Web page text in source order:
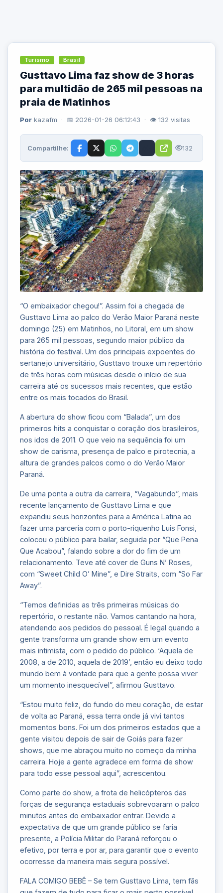
Turismo Brasil
Gusttavo Lima faz show de 3 horas
para multidão de 265 mil pessoas na
praia de Matinhos
Por kazafm · 📅 2026-01-26 06:12:43 · 👁 132 visitas
Compartilhe: 132
“O embaixador chegou!”. Assim foi a chegada de
Gusttavo Lima ao palco do Verão Maior Paraná neste
domingo (25) em Matinhos, no Litoral, em um show
para 265 mil pessoas, segundo maior público da
história do festival. Um dos principais expoentes do
sertanejo universitário, Gusttavo trouxe um repertório
de três horas com músicas desde o início de sua
carreira até os sucessos mais recentes, que estão
entre os mais tocados do Brasil.
A abertura do show ficou com “Balada”, um dos
primeiros hits a conquistar o coração dos brasileiros,
nos idos de 2011. O que veio na sequência foi um
show de carisma, presença de palco e pirotecnia, a
altura de grandes palcos como o do Verão Maior
Paraná.
De uma ponta a outra da carreira, “Vagabundo”, mais
recente lançamento de Gusttavo Lima e que
expandiu seus horizontes para a América Latina ao
fazer uma parceria com o porto-riquenho Luis Fonsi,
colocou o público para bailar, seguida por “Que Pena
Que Acabou”, falando sobre a dor do fim de um
relacionamento. Teve até cover de Guns N’ Roses,
com “Sweet Child O’ Mine”, e Dire Straits, com “So Far
Away”.
“Temos definidas as três primeiras músicas do
repertório, o restante não. Vamos cantando na hora,
atendendo aos pedidos do pessoal. É legal quando a
gente transforma um grande show em um evento
mais intimista, com o pedido do público. ‘Aquela de
2008, a de 2010, aquela de 2019’, então eu deixo todo
mundo bem à vontade para que a gente possa viver
um momento inesquecível”, afirmou Gusttavo.
“Estou muito feliz, do fundo do meu coração, de estar
de volta ao Paraná, essa terra onde já vivi tantos
momentos bons. Foi um dos primeiros estados que a
gente visitou depois de sair de Goiás para fazer
shows, que me abraçou muito no começo da minha
carreira. Hoje a gente agradece em forma de show
para todo esse pessoal aqui”, acrescentou.
Como parte do show, a frota de helicópteros das
forças de segurança estaduais sobrevoaram o palco
minutos antes do embaixador entrar. Devido a
expectativa de que um grande público se faria
presente, a Polícia Militar do Paraná reforçou o
efetivo, por terra e por ar, para garantir que o evento
ocorresse da maneira mais segura possível.
FALA COMIGO BEBÊ – Se tem Gusttavo Lima, tem fãs